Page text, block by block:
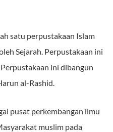
satu perpustakaan Islam
Sejarah. Perpustakaan ini
ini dibangun
al-Rashid.
pusat perkembangan ilmu
muslim pada